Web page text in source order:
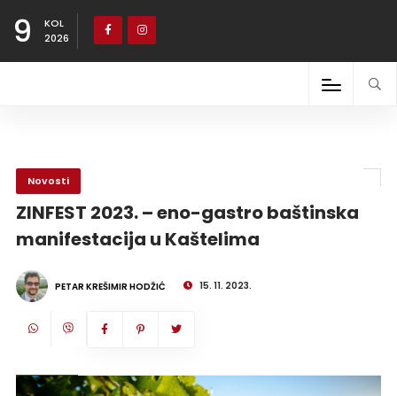
9
KOL
2026
Novosti
ZINFEST 2023. – eno-gastro baštinska
manifestacija u Kaštelima
PETAR KREŠIMIR HODŽIĆ 15. 11. 2023.